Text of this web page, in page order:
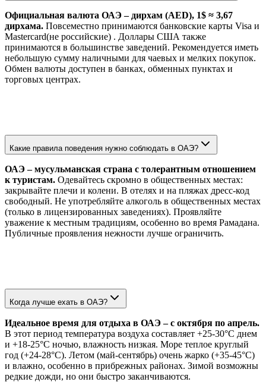
Официальная валюта ОАЭ – дирхам (AED), 1$ ≈ 3,67
дирхама. Повсеместно принимаются банковские карты Visa и
Mastercard(не российские) . Доллары США также
принимаются в большинстве заведений. Рекомендуется иметь
небольшую сумму наличными для чаевых и мелких покупок.
Обмен валюты доступен в банках, обменных пунктах и
торговых центрах.
Какие правила поведения нужно соблюдать в ОАЭ?
ОАЭ – мусульманская страна с толерантным отношением
к туристам. Одевайтесь скромно в общественных местах:
закрывайте плечи и колени. В отелях и на пляжах дресс-код
свободный. Не употребляйте алкоголь в общественных местах
(только в лицензированных заведениях). Проявляйте
уважение к местным традициям, особенно во время Рамадана.
Публичные проявления нежности лучше ограничить.
Когда лучше ехать в ОАЭ?
Идеальное время для отдыха в ОАЭ – с октября по апрель.
В этот период температура воздуха составляет +25-30°C днем
и +18-25°C ночью, влажность низкая. Море теплое круглый
год (+24-28°C). Летом (май-сентябрь) очень жарко (+35-45°C)
и влажно, особенно в прибрежных районах. Зимой возможны
редкие дожди, но они быстро заканчиваются.